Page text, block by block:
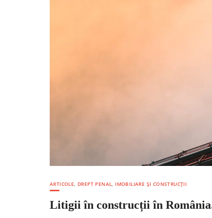
ARTICOLE DREPT PENAL IMOBILIARE ȘI CONSTRUCȚII
Litigii în construcții în